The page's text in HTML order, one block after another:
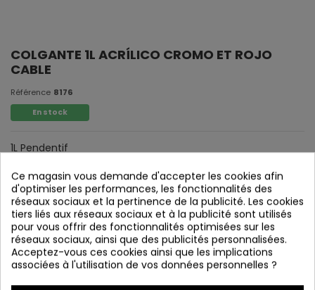
COLGANTE 1L ACRÍLICO CROMO ET ROJO
CABLE
Référence 8176
En stock
1L Pendentif
Chrome Acrylique et Red Cable.
Ce magasin vous demande d'accepter les cookies afin
d'optimiser les performances, les fonctionnalités des
réseaux sociaux et la pertinence de la publicité. Les cookies
tiers liés aux réseaux sociaux et à la publicité sont utilisés
pour vous offrir des fonctionnalités optimisées sur les
réseaux sociaux, ainsi que des publicités personnalisées.
Acceptez-vous ces cookies ainsi que les implications
associées à l'utilisation de vos données personnelles ?